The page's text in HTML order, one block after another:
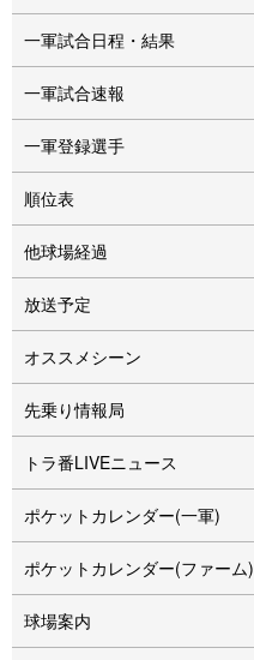
一軍試合日程・結果
一軍試合速報
一軍登録選手
順位表
他球場経過
放送予定
オススメシーン
先乗り情報局
トラ番LIVEニュース
ポケットカレンダー(一軍)
ポケットカレンダー(ファーム)
球場案内